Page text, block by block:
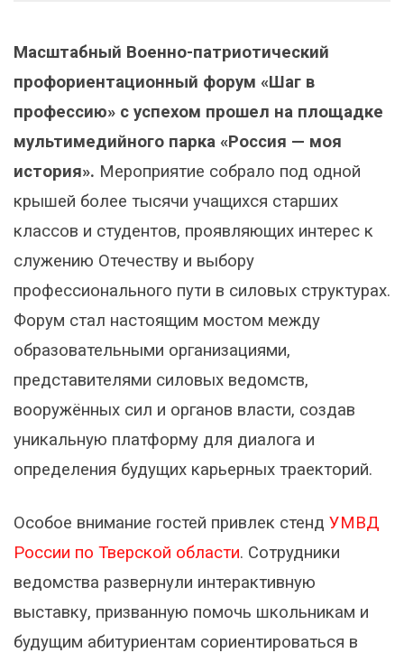
Масштабный Военно-патриотический
профориентационный форум «Шаг в
профессию» с успехом прошел на площадке
мультимедийного парка «Россия — моя
история». Мероприятие собрало под одной
крышей более тысячи учащихся старших
классов и студентов, проявляющих интерес к
служению Отечеству и выбору
профессионального пути в силовых структурах.
Форум стал настоящим мостом между
образовательными организациями,
представителями силовых ведомств,
вооружённых сил и органов власти, создав
уникальную платформу для диалога и
определения будущих карьерных траекторий.
Особое внимание гостей привлек стенд УМВД
России по Тверской области. Сотрудники
ведомства развернули интерактивную
выставку, призванную помочь школьникам и
будущим абитуриентам сориентироваться в